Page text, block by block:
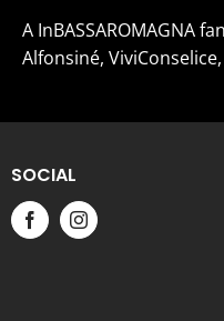
A InBASSAROMAGNA
Alfonsiné,
SOCIAL